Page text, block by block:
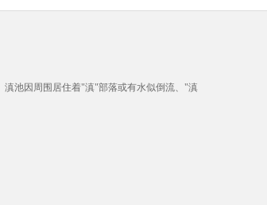
池因周围居住着"滇"部落或有水似倒流、"滇